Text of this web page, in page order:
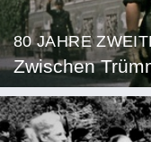
80 JAHRE
Zwischen